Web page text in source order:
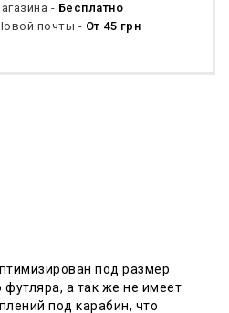
- Бесплатно
почты - От 45 грн
под размер
футляра, а так же не имеет
под карабин, что